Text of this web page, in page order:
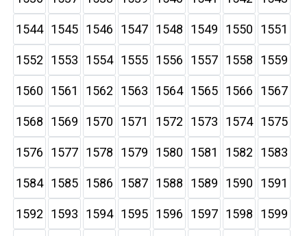
1544 1545 1546 1547 1548 1549 1550 1551
1552 1553 1554 1555 1556 1557 1558 1559
1560 1561 1562 1563 1564 1565 1566 1567
1568 1569 1570 1571 1572 1573 1574 1575
1576 1577 1578 1579 1580 1581 1582 1583
1584 1585 1586 1587 1588 1589 1590 1591
1592 1593 1594 1595 1596 1597 1598 1599